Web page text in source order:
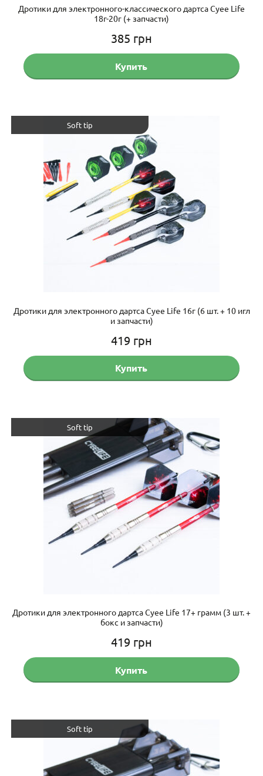
Дротики для электронного-классического дартса Cyee Life
18г-20г (+ запчасти)
385 грн
Купить
Дротики для электронного дартса Cyee Life 16г (6 шт. + 10 игл
и запчасти)
419 грн
Soft tip
Купить
Дротики для электронного дартса Cyee Life 17+ грамм (3 шт. +
бокс и запчасти)
419 грн
Soft tip
Купить
Soft tip